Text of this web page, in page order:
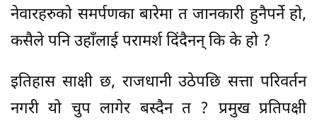
नेवारहरुको समर्पणका बारेमा त जानकारी हुनैपर्ने हो,
कसैले पनि उहाँलाई परामर्श दिंदैनन् कि के हो ?
इतिहास साक्षी छ, राजधानी उठेपछि सत्ता परिवर्तन
नगरी यो चुप लागेर बस्दैन त ? प्रमुख प्रतिपक्षी